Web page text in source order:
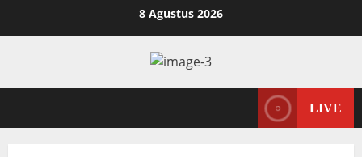
8 Agustus 2026
LIVE